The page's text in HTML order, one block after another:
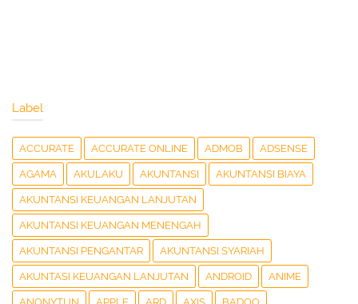
Label
ACCURATE ACCURATE ONLINE ADMOB ADSENSE
AGAMA AKULAKU AKUNTANSI AKUNTANSI BIAYA
AKUNTANSI KEUANGAN LANJUTAN
AKUNTANSI KEUANGAN MENENGAH
AKUNTANSI PENGANTAR AKUNTANSI SYARIAH
AKUNTASI KEUANGAN LANJUTAN ANDROID ANIME